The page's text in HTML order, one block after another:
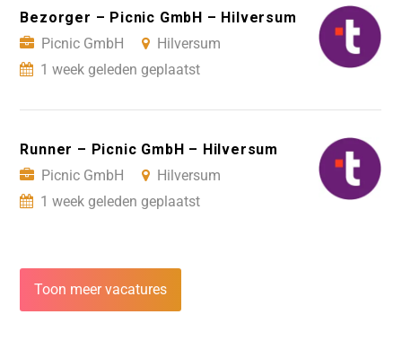
Bezorger – Picnic GmbH – Hilversum
Picnic GmbH
Hilversum
1 week geleden geplaatst
Runner – Picnic GmbH – Hilversum
Picnic GmbH
Hilversum
1 week geleden geplaatst
Toon meer vacatures